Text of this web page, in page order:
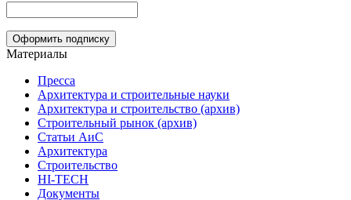
Материалы
Пресса
Архитектура и строительные науки
Архитектура и строительство (архив)
Строительный рынок (архив)
Статьи АиС
Архитектура
Строительство
HI-TECH
Документы